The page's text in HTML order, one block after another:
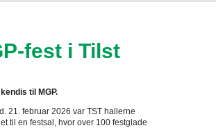
fest i Tilst
til MGP.
21. februar 2026 var TST hallerne
til en festsal, hvor over 100 festglade